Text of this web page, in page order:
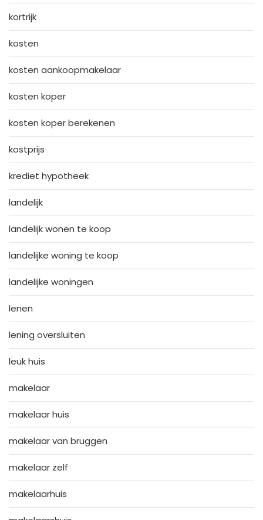
kortrijk
kosten
kosten aankoopmakelaar
kosten koper
kosten koper berekenen
kostprijs
krediet hypotheek
landelijk
landelijk wonen te koop
landelijke woning te koop
landelijke woningen
lenen
lening oversluiten
leuk huis
makelaar
makelaar huis
makelaar van bruggen
makelaar zelf
makelaarhuis